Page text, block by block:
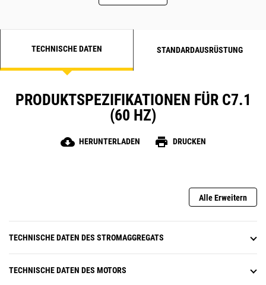
TECHNISCHE DATEN STANDARDAUSRÜSTUNG
PRODUKTSPEZIFIKATIONEN FÜR C7.1
(60 HZ)
cloud_download HERUNTERLADEN print DRUCKEN
Alle Erweitern
TECHNISCHE DATEN DES STROMAGGREGATS
TECHNISCHE DATEN DES MOTORS